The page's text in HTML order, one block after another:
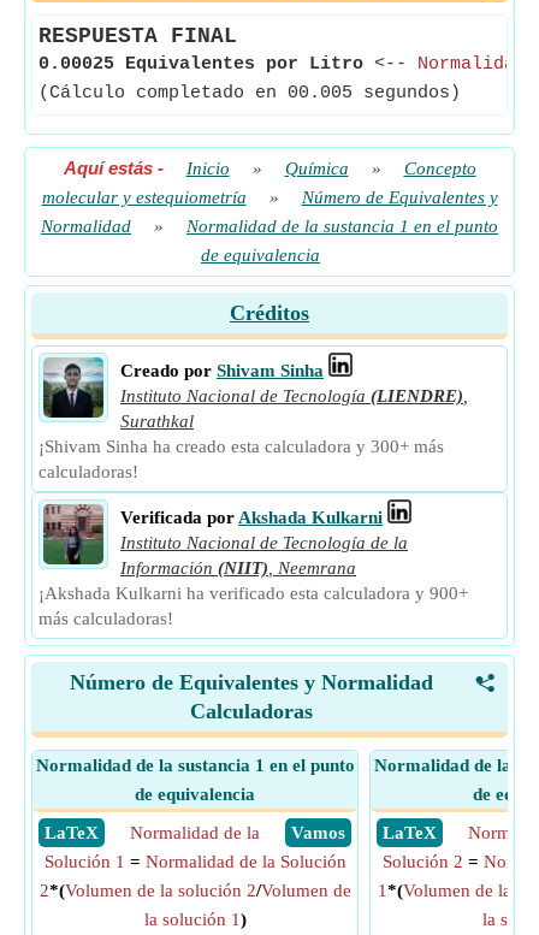
RESPUESTA FINAL
0.00025 Equivalentes por Litro <--
(Cálculo completado en 00.005 segundos)
Aquí estás- Inicio » Química »
Concepto
molecular y estequiometría
»
Número de Equivalentes y
Normalidad
»
Normalidad de la sustancia 1 en el punto
de equivalencia
Créditos
Creado por Shivam Sinha
Instituto Nacional de Tecnología (LIENDRE)
Surathkal
¡Shivam Sinha ha creado esta calculadora y 300+ más
calculadoras!
Verificada por Akshada Kulkarni
Instituto Nacional de Tecnología de la
Información (NIIT)
Neemrana
¡Akshada Kulkarni ha verificado esta calculadora y 900+
más calculadoras!
<
Número de Equivalentes y Normalidad
Calculadoras
Normalidad de la sustancia 1 en el punto
de equivalencia
​ LaTeX
​ Vamos
Normalidad de la
Solución 1 = Normalidad de la Solución
2*(Volumen de la solución 2/Volumen de
la solución 1)
Normalidad de la
de
​ LaTeX
Solución 2 =
1*(Volumen de la
la